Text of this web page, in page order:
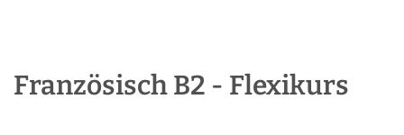
Französisch B2 - Flexikurs